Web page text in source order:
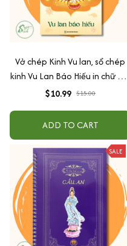
Vở chép Kinh Vu lan, sổ chép
kinh Vu Lan Báo Hiếu in chữ mờ
loại giấy cao cấp dày dặn
$10.99 $15.00
ADD TO CART
SALE